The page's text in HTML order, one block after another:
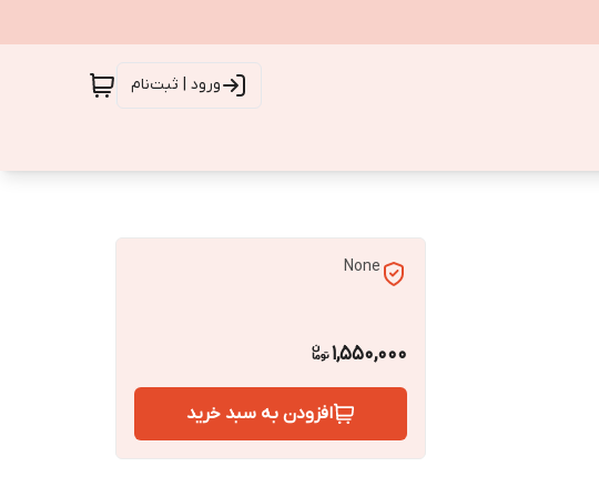
ورود | ثبت‌نام
None
1,550,000
افزودن به سبد خرید